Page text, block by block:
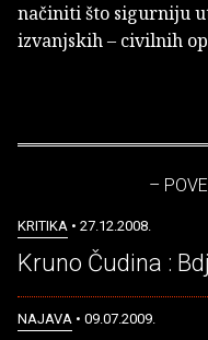
načiniti što sigurniju
izvanjskih – civilnih
–
KRITIKA • 27.12.2008.
Kruno Čudina :
NAJAVA • 09.07.2009.